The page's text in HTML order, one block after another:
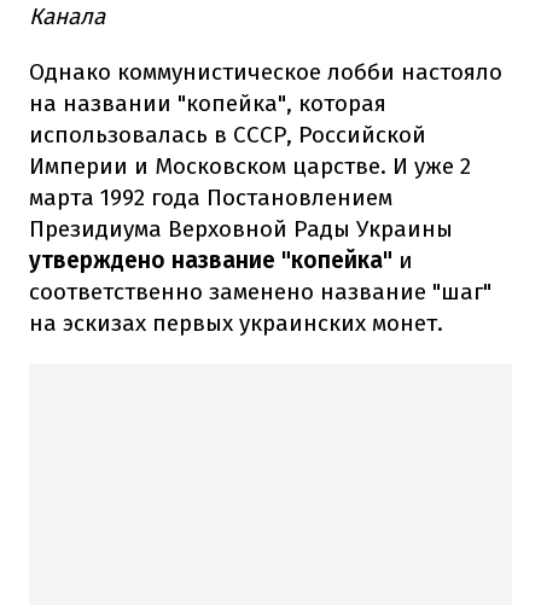
Канала
Однако коммунистическое лобби настояло
на названии "копейка", которая
использовалась в СССР, Российской
Империи и Московском царстве. И уже 2
марта 1992 года Постановлением
Президиума Верховной Рады Украины
утверждено название "копейка" и
соответственно заменено название "шаг"
на эскизах первых украинских монет.